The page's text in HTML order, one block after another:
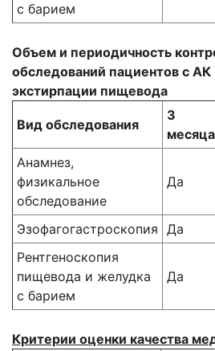
с барием
Объем и периодичность
обследований пациентов с
экстирпации пищевода
Вид обследования
3
месяца
Анамнез,
физикальное
обследование
Да
Эзофагогастроскопия Да
Рентгеноскопия
пищевода и желудка
с барием
Да
​Критерии оценки качества